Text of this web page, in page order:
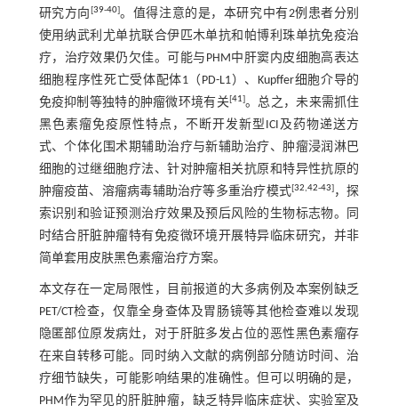
研究方向 [39-40]。值得注意的是，本研究中有2例患者分别
使用纳武利尤单抗联合伊匹木单抗和帕博利珠单抗免疫治
疗，治疗效果仍欠佳。可能与PHM中肝窦内皮细胞高表达
细胞程序性死亡受体配体1（PD-L1）、Kupffer细胞介导的
免疫抑制等独特的肿瘤微环境有关[41]。总之，未来需抓住
黑色素瘤免疫原性特点，不断开发新型ICI及药物递送方
式、个体化围术期辅助治疗与新辅助治疗、肿瘤浸润淋巴
细胞的过继细胞疗法、针对肿瘤相关抗原和特异性抗原的
肿瘤疫苗、溶瘤病毒辅助治疗等多重治疗模式[32,42-43]，探
索识别和验证预测治疗效果及预后风险的生物标志物。同
时结合肝脏肿瘤特有免疫微环境开展特异临床研究，并非
简单套用皮肤黑色素瘤治疗方案。
本文存在一定局限性，目前报道的大多病例及本案例缺乏
PET/CT检查，仅靠全身查体及胃肠镜等其他检查难以发现
隐匿部位原发病灶，对于肝脏多发占位的恶性黑色素瘤存
在来自转移可能。同时纳入文献的病例部分随访时间、治
疗细节缺失，可能影响结果的准确性。但可以明确的是，
PHM作为罕见的肝脏肿瘤，缺乏特异临床症状、实验室及